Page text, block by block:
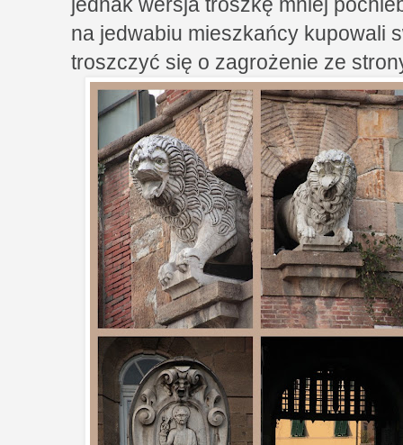
na jedwabiu mieszkańcy kupowali
troszczyć się o zagrożenie ze